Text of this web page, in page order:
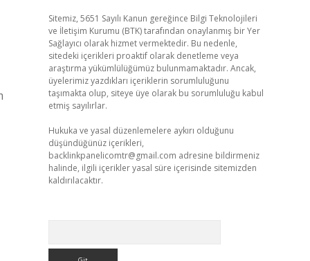
Sitemiz, 5651 Sayılı Kanun gereğince Bilgi Teknolojileri
ve İletişim Kurumu (BTK) tarafından onaylanmış bir Yer
Sağlayıcı olarak hizmet vermektedir. Bu nedenle,
sitedeki içerikleri proaktif olarak denetleme veya
araştırma yükümlülüğümüz bulunmamaktadır. Ancak,
üyelerimiz yazdıkları içeriklerin sorumluluğunu
taşımakta olup, siteye üye olarak bu sorumluluğu kabul
etmiş sayılırlar.
Hukuka ve yasal düzenlemelere aykırı olduğunu
düşündüğünüz içerikleri,
backlinkpanelicomtr@gmail.com adresine bildirmeniz
halinde, ilgili içerikler yasal süre içerisinde sitemizden
kaldırılacaktır.